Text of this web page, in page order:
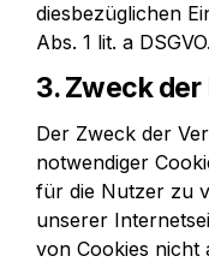
diesbezüglichen
Abs. 1 lit. a DSGVO.
3. Zweck
Der Zweck der
notwendiger
für die Nutzer zu
unserer
von Cookies nicht